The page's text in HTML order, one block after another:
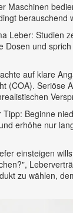
Maschinen
berauschend
Leber: Studien
Dosen und
auf klare
(COA). Seriöse
Tipp: Beginne
erhöhe nur
einsteigen
zu wählen,